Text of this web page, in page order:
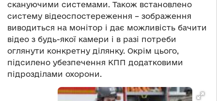
скануючими системами. Також встановлено
систему відеоспостереження – зображення
виводиться на монітор і дає можливість бачити
відео з будь-якої камери і в разі потреби
оглянути конкретну ділянку. Окрім цього,
підсилено убезпечення КПП додатковими
підрозділами охорони.